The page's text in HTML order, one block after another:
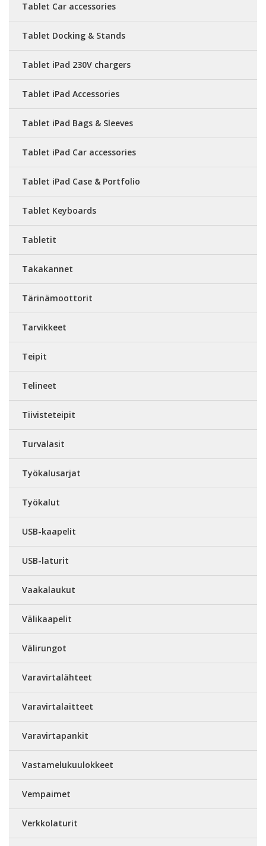
Tablet Car accessories
Tablet Docking & Stands
Tablet iPad 230V chargers
Tablet iPad Accessories
Tablet iPad Bags & Sleeves
Tablet iPad Car accessories
Tablet iPad Case & Portfolio
Tablet Keyboards
Tabletit
Takakannet
Tärinämoottorit
Tarvikkeet
Teipit
Telineet
Tiivisteteipit
Turvalasit
Työkalusarjat
Työkalut
USB-kaapelit
USB-laturit
Vaakalaukut
Välikaapelit
Välirungot
Varavirtalähteet
Varavirtalaitteet
Varavirtapankit
Vastamelukuulokkeet
Vempaimet
Verkkolaturit